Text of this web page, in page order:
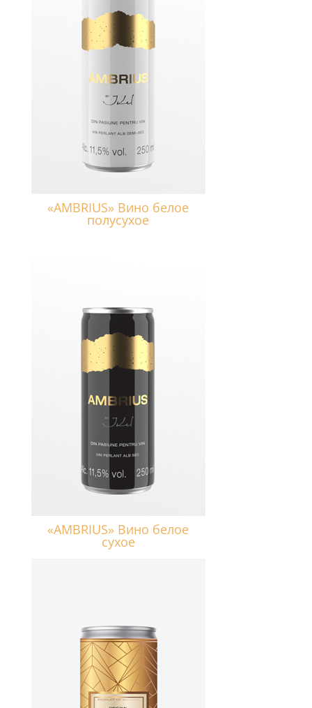
«AMBRIUS» Вино белое
полусухое
«AMBRIUS» Вино белое
сухое